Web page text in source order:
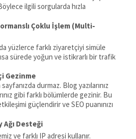
ilgili sorgularda hızla
Çoklu İşlem (Multi-
yüzlerce farklı ziyaretçiyi simüle
sürede yoğun ve istikrarlı bir trafik
Gezinme
durmaz. Blog yazılarınız
gibi farklı bölümlerde gezinir. Bu
güçlendirir ve SEO puanınızı
Ağı Desteği
ve farklı IP adresi kullanır.